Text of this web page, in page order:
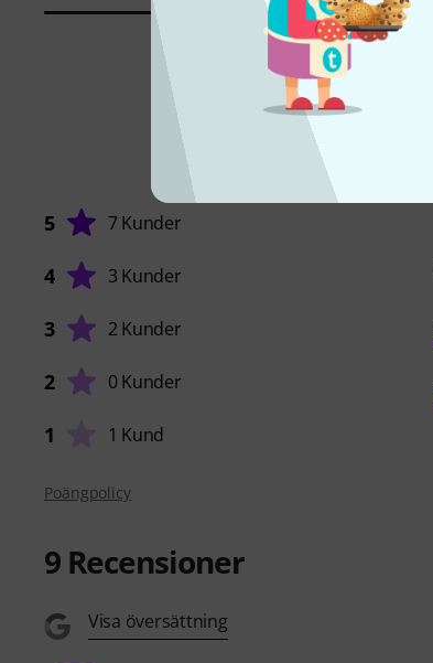
5 7 Kunder
4 3 Kunder
3 2 Kunder
2 0 Kunder
1 1 Kund
Poängpolicy
9 Recensioner
Visa översättning